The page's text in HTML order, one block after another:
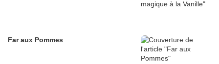
Far aux Pommes